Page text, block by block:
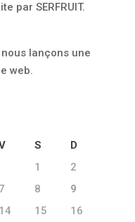
par SERFRUIT.
lançons une
web.
S
D
1
2
7 8
9
14 15
16